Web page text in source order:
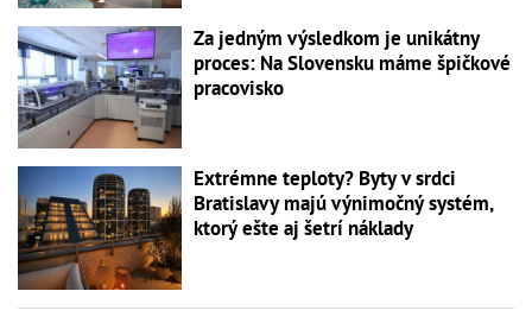
Za jedným výsledkom je unikátny
proces: Na Slovensku máme špičkové
pracovisko
Extrémne teploty? Byty v srdci
Bratislavy majú výnimočný systém,
ktorý ešte aj šetrí náklady